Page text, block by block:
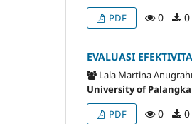
PDF 0 0
EVALUASI
Lala Martina
University of Palangka
PDF 0 0